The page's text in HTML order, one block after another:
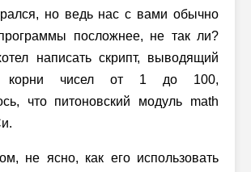
но ведь нас с вами обычно
посложнее, не так ли?
написать скрипт, выводящий
корни чисел от 1 до 100,
что питоновский модуль math
не ясно, как его использовать